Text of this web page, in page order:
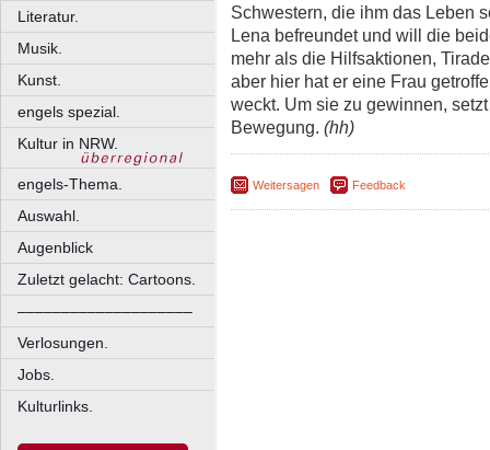
Literatur.
Musik.
Kunst.
engels spezial.
Kultur in NRW.
engels-Thema.
Auswahl.
Augenblick
Zuletzt gelacht: Cartoons.
––––––––––––––––––––
Verlosungen.
Jobs.
Kulturlinks.
Schwestern, die ihm das Leben
Lena befreundet und will die
mehr als die Hilfsaktionen,
aber hier hat er eine Frau
weckt. Um sie zu gewinnen,
Bewegung. (hh)
Weitersagen Feedback